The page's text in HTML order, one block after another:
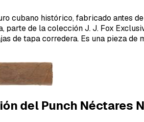
cubano histórico, fabricado antes
parte de la colección J. J. Fox
de tapa corredera. Es una pieza
del Punch Néctares